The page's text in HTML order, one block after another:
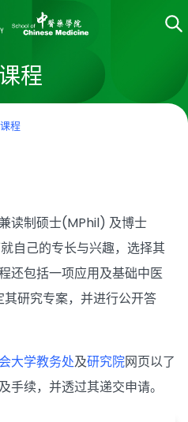
程
程
读制硕士(MPhil) 及博士
自己的专长与兴趣，选择其
还包括一项应用及基础中医
研究专案，并进行公开答
大学教务处及研究院网页以了
手续，并透过其递交申请。